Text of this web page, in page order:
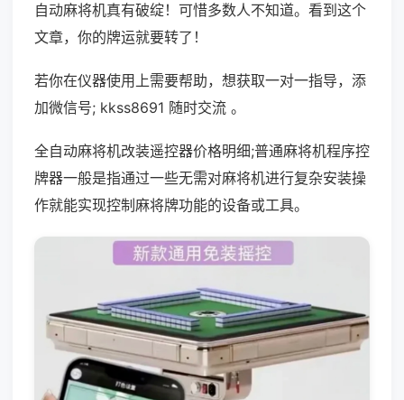
自动麻将机真有破绽！可惜多数人不知道。看到这个
文章，你的牌运就要转了！
若你在仪器使用上需要帮助，想获取一对一指导，添
加微信号; kkss8691 随时交流 。
全自动麻将机改装遥控器价格明细;普通麻将机程序控
牌器一般是指通过一些无需对麻将机进行复杂安装操
作就能实现控制麻将牌功能的设备或工具。